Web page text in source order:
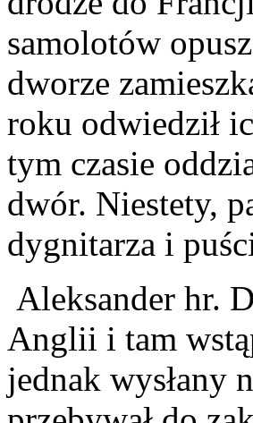
samolotów
dworze
roku odwiedził
tym czasie
dwór. Niestety,
dygnitarza i
Aleksander hr.
Anglii i tam
jednak wysłany